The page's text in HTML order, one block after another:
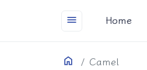
menu Home
Home Camel
目录